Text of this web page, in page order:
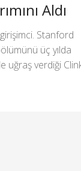
Aldı
Stanford
üç yılda
uğraş verdiği